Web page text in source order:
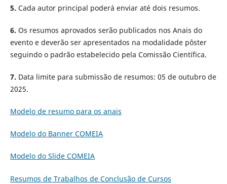
5. Cada autor principal poderá enviar até dois resumos.
6. Os resumos aprovados serão publicados nos Anais do
evento e deverão ser apresentados na modalidade pôster
seguindo o padrão estabelecido pela Comissão Científica.
7. Data limite para submissão de resumos: 05 de outubro de
2025.
Modelo de resumo para os anais
Modelo do Banner COMEIA
Modelo do Slide COMEIA
Resumos de Trabalhos de Conclusão de Cursos